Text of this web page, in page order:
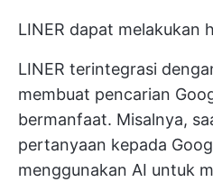
LINER dapat melakukan
LINER terintegrasi
membuat pencarian
bermanfaat. Misalnya,
pertanyaan kepada
menggunakan AI untuk